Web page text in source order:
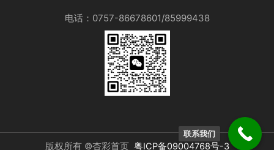
电话：0757-86678601/85999438
版权所有 ©杏彩首页 粤ICP备09004768号-3
联系我们